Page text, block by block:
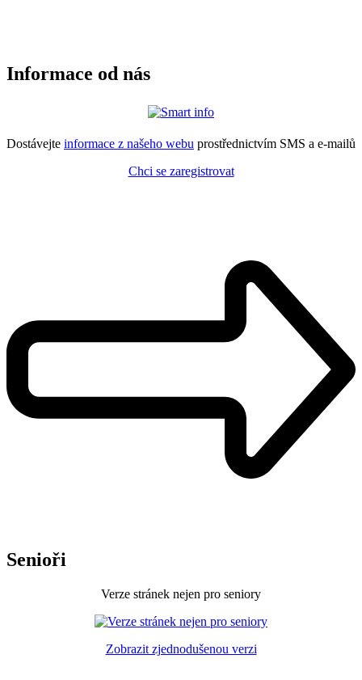
Informace od nás
Dostávejte informace z našeho webu prostřednictvím SMS a e-mailů
Chci se zaregistrovat
Senioři
Verze stránek nejen pro seniory
Zobrazit zjednodušenou verzi